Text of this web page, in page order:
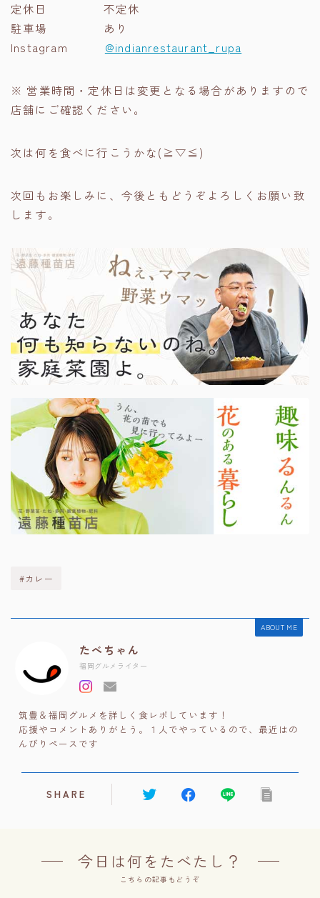
定休日 不定休
駐車場 あり
Instagram @indianrestaurant_rupa
※ 営業時間・定休日は変更となる場合がありますので
店舗にご確認ください。
次は何を食べに行こうかな(≧▽≦)
次回もお楽しみに、今後ともどうぞよろしくお願い致
します。
#カレー
ABOUT ME
たべちゃん
福岡グルメライター
筑豊＆福岡グルメを詳しく食レポしています！
応援やコメントありがとう。１人でやっているので、最近はの
んびりペースです
SHARE
今日は何をたべたし？
こちらの記事もどうぞ